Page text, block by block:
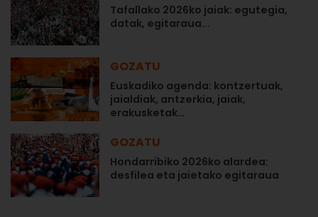
Tafallako 2026ko jaiak: egutegia,
datak, egitaraua...
GOZATU
Euskadiko agenda: kontzertuak,
jaialdiak, antzerkia, jaiak,
erakusketak…
GOZATU
Hondarribiko 2026ko alardea:
desfilea eta jaietako egitaraua